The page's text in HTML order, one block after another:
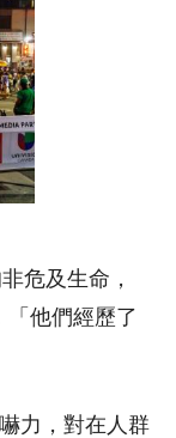
危及生命，
他們經歷了
力，對在人群